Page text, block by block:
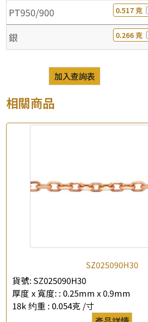
* 你的名字
PT950/900 0.517 克
銀 0.266 克
加入查詢表
相關商品
SZ025090H30
貨號: SZ025090H30
厚度 x 寬度: : 0.25mm x 0.9mm
18k 约重 : 0.054克 /寸